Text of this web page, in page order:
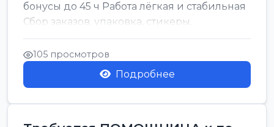
бонусы до 45 ч Работа лёгкая и стабильная
Сбор заказов, упаковка, стикеры,
сортировка Воскре...
105 просмотров
Подробнее